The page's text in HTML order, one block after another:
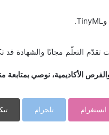
التعلّم مجانًا والشهادة قد
الأكاديمية، نوصي بمتابعة
انستغرام تلجرام